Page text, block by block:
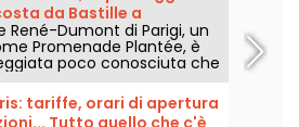
da Bastille a
René-Dumont di Parigi, un
Promenade Plantée, è
poco conosciuta che
in un percorso
Bastiglia al Bois de
per il Viaduc des Arts. È
tariffe, orari di apertura
Tutto quello che c'è